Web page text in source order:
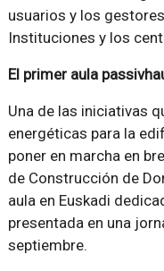
usuarios y los
Instituciones y los
El primer aula
Una de las iniciativas
energéticas para la
poner en marcha en
de Construcción de
aula en Euskadi
presentada en una
septiembre.